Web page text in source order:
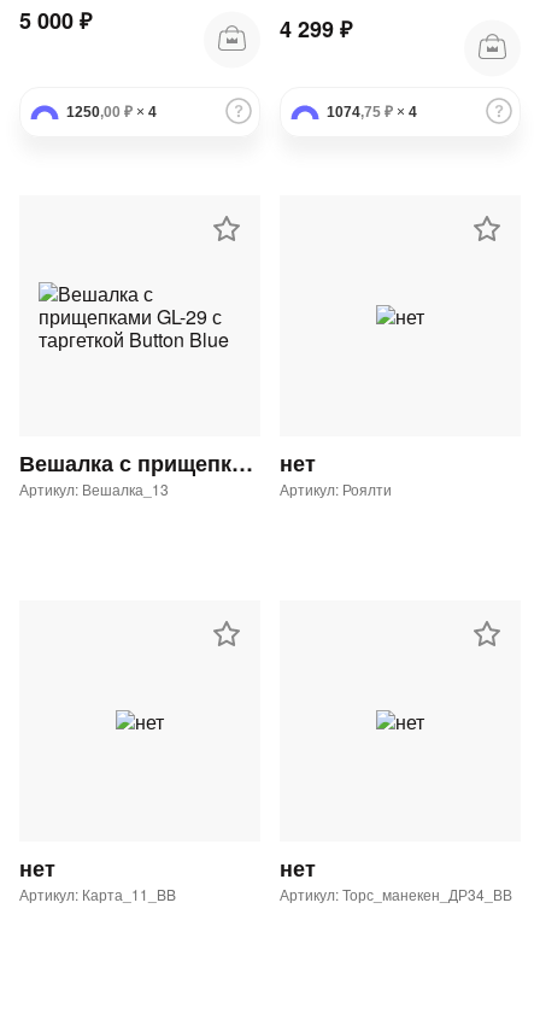
5 000 ₽
1250,00 ₽ × 4
4 299 ₽
1074,75 ₽ × 4
Вешалка с прищепками GL-29 с таргеткой Button Blue
Артикул: Вешалка_13
нет
Артикул: Роялти
нет
Артикул: Карта_11_BB
нет
Артикул: Торс_манекен_ДР34_ВВ